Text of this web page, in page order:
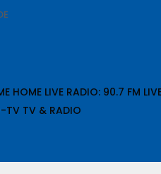
HOME LIVE RADIO: 90.7 FM
TV TV & RADIO